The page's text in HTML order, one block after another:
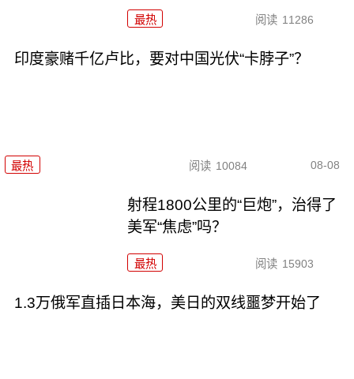
最热 阅读 11286
印度豪赌千亿卢比，要对中国光伏“卡脖子”？
最热 阅读 10084 08-08
射程1800公里的“巨炮”，治得了
美军“焦虑”吗？
最热 阅读 15903
1.3万俄军直插日本海，美日的双线噩梦开始了